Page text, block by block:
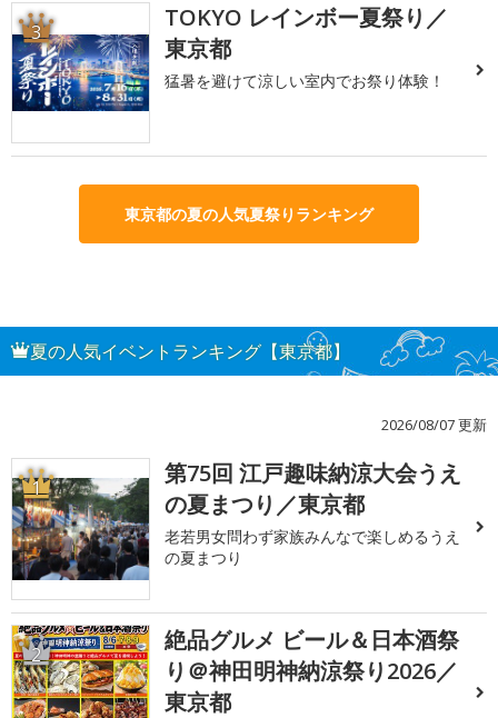
3
TOKYO レインボー夏祭り／
東京都
猛暑を避けて涼しい室内でお祭り体験！
東京都の夏の人気夏祭りランキング
夏の人気イベントランキング【東京都】
2026/08/07 更新
1
第75回 江戸趣味納涼大会うえ
の夏まつり／東京都
老若男女問わず家族みんなで楽しめるうえ
の夏まつり
2
絶品グルメ ビール＆日本酒祭
り＠神田明神納涼祭り2026／
東京都